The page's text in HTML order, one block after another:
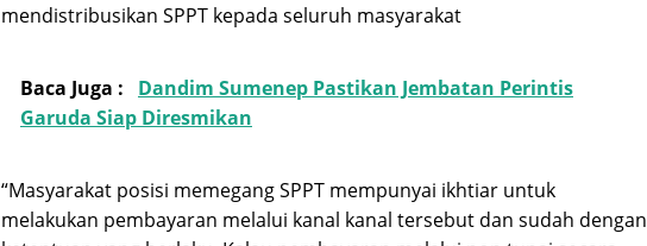
mendistribusikan SPPT kepada seluruh masyarakat
Baca Juga :
Dandim Sumenep Pastikan Jembatan Perintis
Garuda Siap Diresmikan
“Masyarakat posisi memegang SPPT mempunyai ikhtiar untuk
melakukan pembayaran melalui kanal kanal tersebut dan sudah dengan